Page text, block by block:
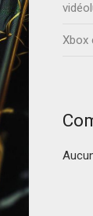
Xbox